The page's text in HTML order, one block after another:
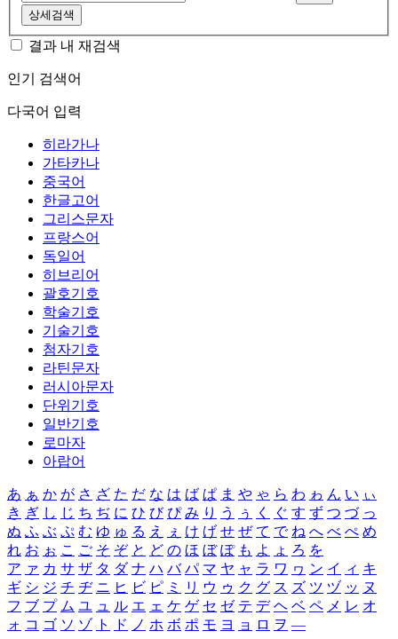
상세검색
결과 내 재검색
인기 검색어
다국어 입력
히라가나
가타카나
중국어
한글고어
그리스문자
프랑스어
독일어
히브리어
괄호기호
학술기호
기술기호
첨자기호
라틴문자
러시아문자
단위기호
일반기호
로마자
아랍어
あ ぁ か が さ ざ た だ な は ば ぱ ま や ゃ ら わ ゎ ん い ぃ
き ぎ し じ ち ぢ に ひ び ぴ み り う ぅ く ぐ す ず つ づ っ
ぬ ふ ぶ ぷ む ゆ ゅ る え ぇ け げ せ ぜ て で ね へ べ ぺ め
れ お ぉ こ ご そ ぞ と ど の ほ ぼ ぽ も よ ょ ろ を
ア ァ カ サ ザ タ ダ ナ ハ バ パ マ ヤ ャ ラ ワ ヮ ン イ ィ キ
ギ シ ジ チ ヂ ニ ヒ ビ ピ ミ リ ウ ゥ ク グ ス ズ ツ ヅ ッ ヌ
フ ブ プ ム ユ ュ ル エ ェ ケ ゲ セ ゼ テ デ ヘ ベ ペ メ レ オ
ォ コ ゴ ソ ゾ ト ド ノ ホ ボ ポ モ ヨ ョ ロ ヲ ―